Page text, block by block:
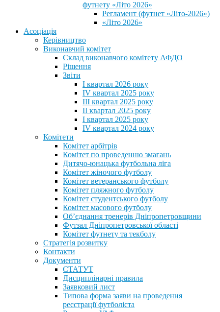
футнету «Літо 2026»
Регламент (футнет «Літо-2026»)
«Літо 2026»
Асоціація
Керівництво
Виконавчий комітет
Склад виконавчого комітету АФДО
Рішення
Звіти
I квартал 2026 року
IV квартал 2025 року
III квартал 2025 року
II квартал 2025 року
I квартал 2025 року
IV квартал 2024 року
Комітети
Комітет арбітрів
Комітет по проведенню змагань
Дитячо-юнацька футбольна ліга
Комітет жіночого футболу
Комітет ветеранського футболу
Комітет пляжного футболу
Комітет студентського футболу
Комітет масового футболу
Обʼєднання тренерів Дніпропетровщини
Футзал Дніпропетровської області
Комітет футнету та текболу
Стратегія розвитку
Контакти
Документи
СТАТУТ
Дисциплінарні правила
Заявковий лист
Типова форма заяви на проведення
реєстрації футболіста